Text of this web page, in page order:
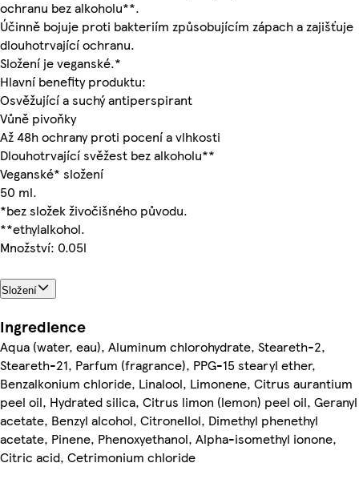
ochranu bez alkoholu**.
Účinně bojuje proti bakteriím způsobujícím zápach a zajišťuje
dlouhotrvající ochranu.
Složení je veganské.*
Hlavní benefity produktu:
Osvěžující a suchý antiperspirant
Vůně pivoňky
Až 48h ochrany proti pocení a vlhkosti
Dlouhotrvající svěžest bez alkoholu**
Veganské* složení
50 ml.
*bez složek živočišného původu.
**ethylalkohol.
Množství: 0.05l
Složení
Ingredience
Aqua (water, eau), Aluminum chlorohydrate, Steareth-2,
Steareth-21, Parfum (fragrance), PPG-15 stearyl ether,
Benzalkonium chloride, Linalool, Limonene, Citrus aurantium
peel oil, Hydrated silica, Citrus limon (lemon) peel oil, Geranyl
acetate, Benzyl alcohol, Citronellol, Dimethyl phenethyl
acetate, Pinene, Phenoxyethanol, Alpha-isomethyl ionone,
Citric acid, Cetrimonium chloride